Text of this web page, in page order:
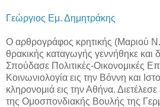
Γεώργιος Εμ. Δημητράκης
Ο αρθρογράφος κρητικής (Μαριού
θρακικής καταγωγής γεννήθηκε και
Σπούδασε Πολιτικές-Οικονομικές
Κοινωνιολογία εις την Βόννη και
κληρονομιά εις την Αθήνα.
της Ομοσπονδιακής Βουλής της